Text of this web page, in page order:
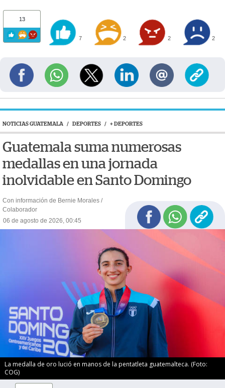
13
7 2 2 2
NOTICIAS GUATEMALA / DEPORTES / + DEPORTES
Guatemala suma numerosas
medallas en una jornada
inolvidable en Santo Domingo
Con información de Bernie Morales /
Colaborador
06 de agosto de 2026, 00:45
La medalla de oro lució en manos de la pentatleta guatemalteca. (Foto:
COG)